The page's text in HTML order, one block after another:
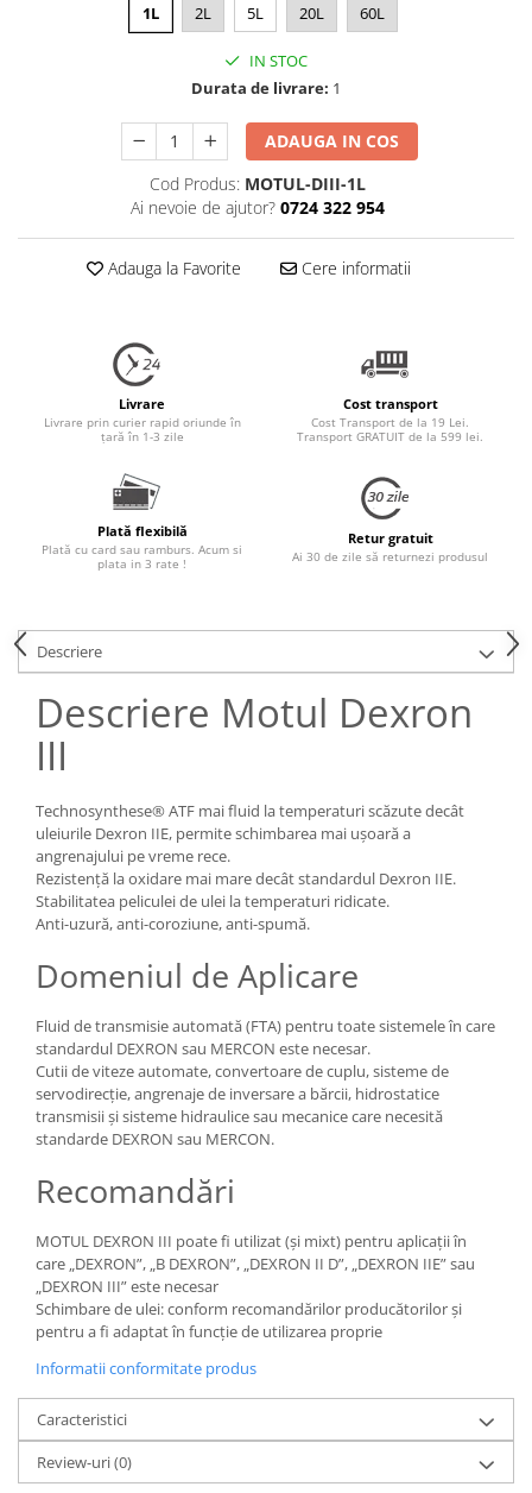
1L 2L 5L 20L 60L
IN STOC
Durata de livrare: 1
ADAUGA IN COS
Cod Produs: MOTUL-DIII-1L
Ai nevoie de ajutor? 0724 322 954
Adauga la Favorite Cere informatii
Livrare
Livrare prin curier rapid oriunde în
țară în 1-3 zile
Cost transport
Cost Transport de la 19 Lei.
Transport GRATUIT de la 599 lei.
Plată flexibilă
Plată cu card sau ramburs. Acum si
plata in 3 rate !
Retur gratuit
Ai 30 de zile să returnezi produsul
Descriere
Descriere Motul Dexron
III
Technosynthese® ATF mai fluid la temperaturi scăzute decât
uleiurile Dexron IIE, permite schimbarea mai ușoară a
angrenajului pe vreme rece.
Rezistență la oxidare mai mare decât standardul Dexron IIE.
Stabilitatea peliculei de ulei la temperaturi ridicate.
Anti-uzură, anti-coroziune, anti-spumă.
Domeniul de Aplicare
Fluid de transmisie automată (FTA) pentru toate sistemele în care
standardul DEXRON sau MERCON este necesar.
Cutii de viteze automate, convertoare de cuplu, sisteme de
servodirecție, angrenaje de inversare a bărcii, hidrostatice
transmisii și sisteme hidraulice sau mecanice care necesită
standarde DEXRON sau MERCON.
Recomandări
MOTUL DEXRON III poate fi utilizat (și mixt) pentru aplicații în
care „DEXRON”, „B DEXRON”, „DEXRON II D”, „DEXRON IIE” sau
„DEXRON III” este necesar
Schimbare de ulei: conform recomandărilor producătorilor și
pentru a fi adaptat în funcție de utilizarea proprie
Informatii conformitate produs
Caracteristici
Review-uri(0)